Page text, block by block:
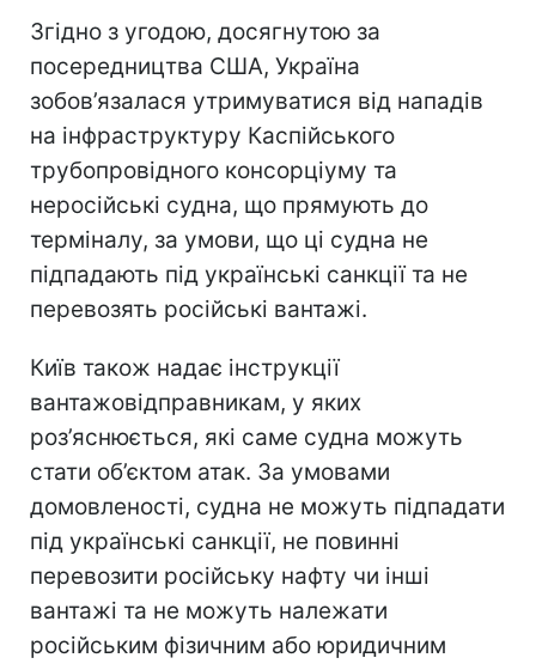
Згідно з угодою, досягнутою за
посередництва США, Україна
зобов’язалася утримуватися від нападів
на інфраструктуру Каспійського
трубопровідного консорціуму та
неросійські судна, що прямують до
терміналу, за умови, що ці судна не
підпадають під українські санкції та не
перевозять російські вантажі.
Київ також надає інструкції
вантажовідправникам, у яких
роз’яснюється, які саме судна можуть
стати об’єктом атак. За умовами
домовленості, судна не можуть підпадати
під українські санкції, не повинні
перевозити російську нафту чи інші
вантажі та не можуть належати
російським фізичним або юридичним